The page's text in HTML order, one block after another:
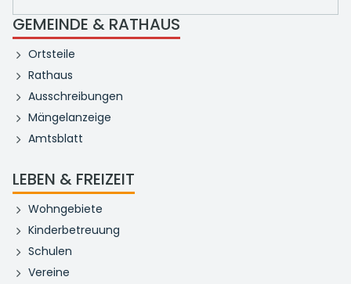
GEMEINDE & RATHAUS
Ortsteile
Rathaus
Ausschreibungen
Mängelanzeige
Amtsblatt
LEBEN & FREIZEIT
Wohngebiete
Kinderbetreuung
Schulen
Vereine